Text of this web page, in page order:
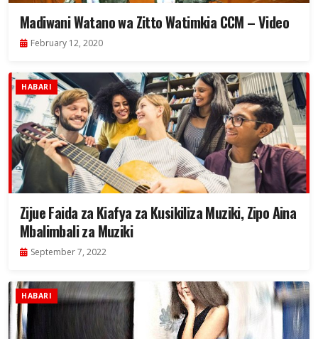
Madiwani Watano wa Zitto Watimkia CCM – Video
February 12, 2020
HABARI
Zijue Faida za Kiafya za Kusikiliza Muziki, Zipo Aina
Mbalimbali za Muziki
September 7, 2022
HABARI